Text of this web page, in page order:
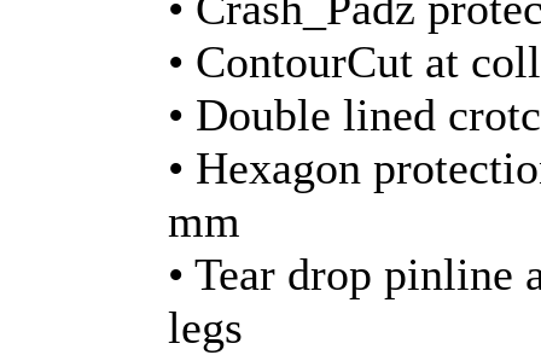
• ContourCut at
• Double lined
• Hexagon
mm
• Tear drop pinline
legs